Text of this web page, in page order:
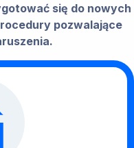
się do nowych
pozwalające